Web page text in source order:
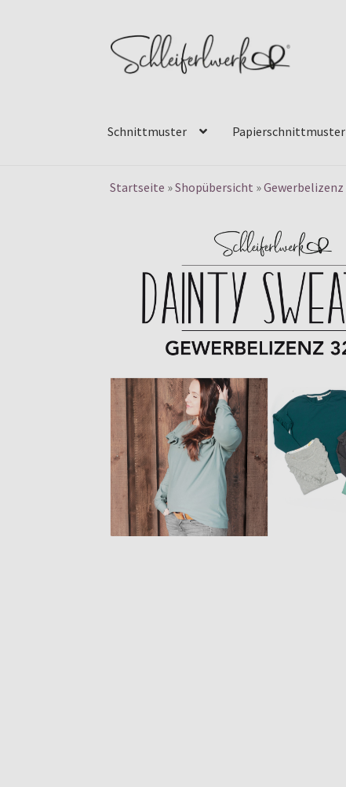
Zur
Navigation
Zum
Inhalt
Schnittmuster Papierschnittmuster
Startseite »Shopübersicht »Gewerbelizenz